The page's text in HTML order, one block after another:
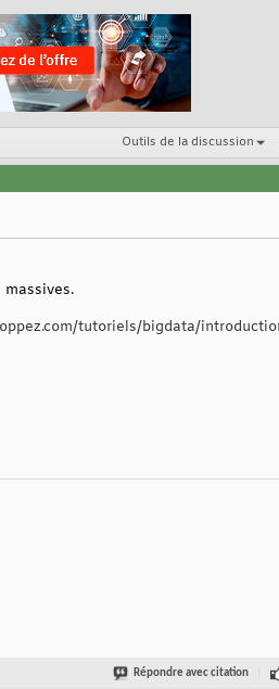
Outils de la discussion
tutoriels/bigdata/
Répondre avec citation